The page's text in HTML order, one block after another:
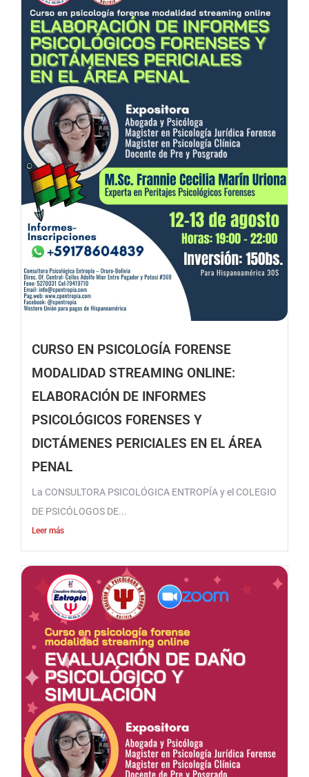
CURSO EN PSICOLOGÍA FORENSE
MODALIDAD STREAMING ONLINE:
ELABORACIÓN DE INFORMES
PSICOLÓGICOS FORENSES Y
DICTÁMENES PERICIALES EN EL ÁREA
PENAL
La CONSULTORA PSICOLÓGICA ENTROPÍA y el COLEGIO
DE PSICÓLOGOS DE...
Leer más